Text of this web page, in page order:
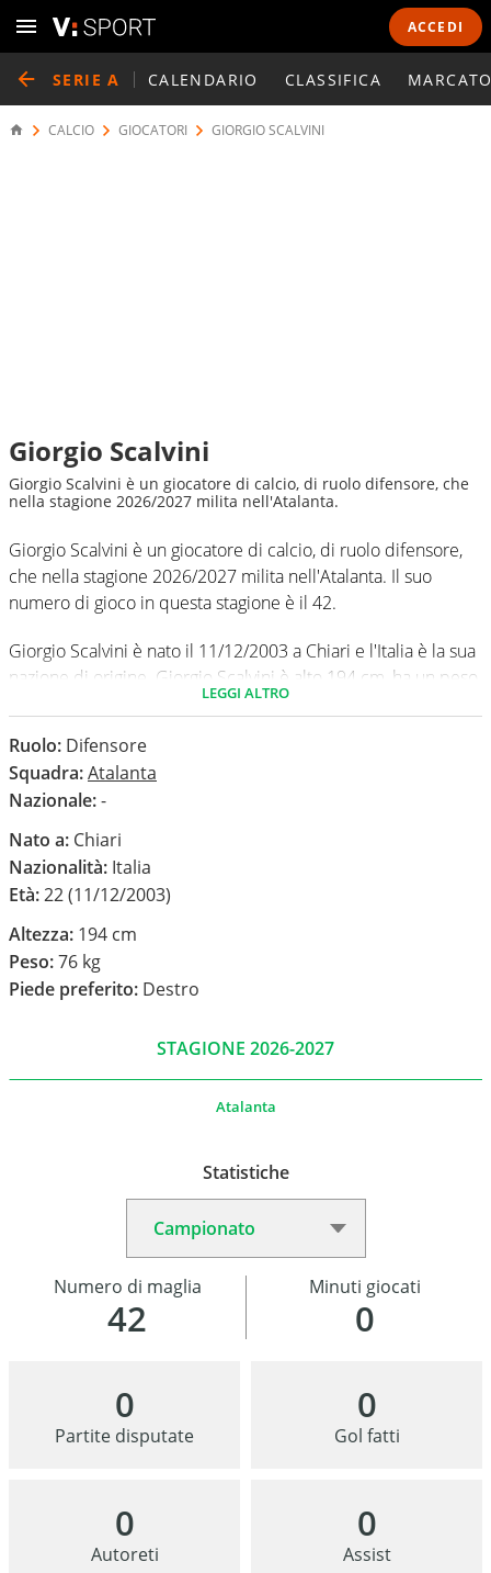
ACCEDI
SERIE A CALENDARIO CLASSIFICA
CALCIO GIOCATORI GIORGIO SCALVINI
Giorgio Scalvini
Giorgio Scalvini è un giocatore di calcio, di ruolo difensore, che
nella stagione 2026/2027 milita nell'Atalanta.
Giorgio Scalvini è un giocatore di calcio, di ruolo difensore,
che nella stagione 2026/2027 milita nell'Atalanta. Il suo
numero di gioco in questa stagione è il 42.
Giorgio Scalvini è nato il 11/12/2003 a Chiari e l'Italia è la sua
nazione di origine. Giorgio Scalvini è alto 194 cm, ha un peso
medio di 76 kg. Il suo piede di calcio in via preferenziale è il
In questa stagione ha disputato nel campionato Serie A 0
partite e non ha segnato nessun gol.
LEGGI ALTRO
Ruolo: Difensore
Squadra:Atalanta
Nazionale:-
Nato a: Chiari
Nazionalità: Italia
Età:22 (11/12/2003)
Altezza: 194 cm
Peso:76 kg
Piede preferito: Destro
STAGIONE 2026-2027
Atalanta
Statistiche
42
Numero di maglia
0
Minuti giocati
0
Partite disputate
0
Gol fatti
0
Autoreti
0
Assist